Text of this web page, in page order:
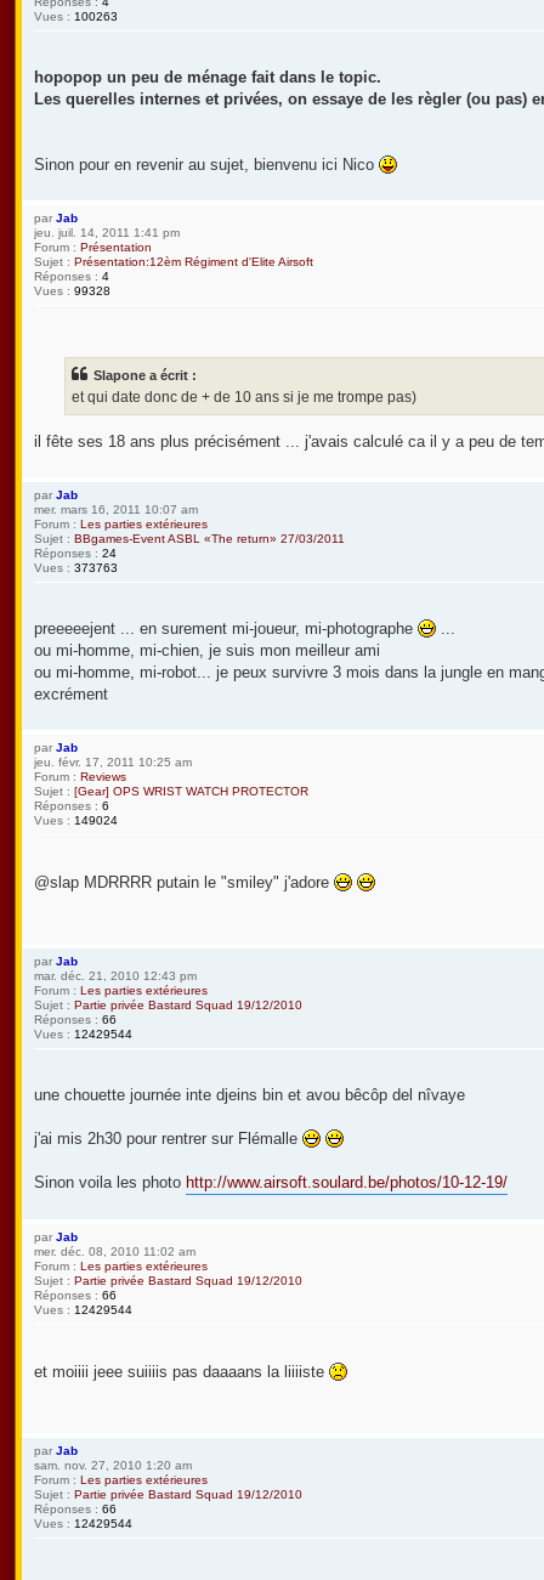
Vues : 100263
hopopop un peu de ménage fait dans le topic.
Les querelles internes et privées, on essaye de les règler (ou pas)
Sinon pour en revenir au sujet, bienvenu ici Nico
par Jab
jeu. juil. 14, 2011 1:41 pm
Forum : Présentation
Sujet : Présentation:12èm Régiment d'Elite Airsoft
Réponses : 4
Vues : 99328
Slapone a écrit :
et qui date donc de + de 10 ans si je me trompe pas)
il fête ses 18 ans plus précisément ... j'avais calculé ca il y a peu de
par Jab
mer. mars 16, 2011 10:07 am
Forum : Les parties extérieures
Sujet : BBgames-Event ASBL «The return» 27/03/2011
Réponses : 24
Vues : 373763
preeeeejent ... en surement mi-joueur, mi-photographe
...
ou mi-homme, mi-chien, je suis mon meilleur ami
ou mi-homme, mi-robot... je peux survivre 3 mois dans la jungle en
excrément
par Jab
jeu. févr. 17, 2011 10:25 am
Forum : Reviews
Sujet : [Gear] OPS WRIST WATCH PROTECTOR
Réponses : 6
Vues : 149024
@slap MDRRRR putain le "smiley" j'adore
par Jab
mar. déc. 21, 2010 12:43 pm
Forum : Les parties extérieures
Sujet : Partie privée Bastard Squad 19/12/2010
Réponses : 66
Vues : 12429544
une chouette journée inte djeins bin et avou bêcôp del nîvaye
j'ai mis 2h30 pour rentrer sur Flémalle
Sinon voila les photo http://www.airsoft.soulard.be/photos/10-12-19/
par Jab
mer. déc. 08, 2010 11:02 am
Forum : Les parties extérieures
Sujet : Partie privée Bastard Squad 19/12/2010
Réponses : 66
Vues : 12429544
et moiiii jeee suiiiis pas daaaans la liiiiste
par Jab
sam. nov. 27, 2010 1:20 am
Forum : Les parties extérieures
Sujet : Partie privée Bastard Squad 19/12/2010
Réponses : 66
Vues : 12429544